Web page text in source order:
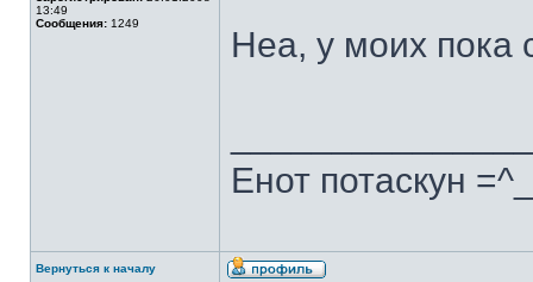
13:49
Сообщения: 1249
Неа, у моих пока
Енот потаскун
Вернуться к началу